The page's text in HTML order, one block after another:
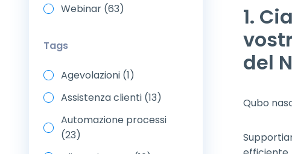
1.
del
Qubo
Webinar (63)
Tags
Agevolazioni (1)
Assistenza clienti (13)
Automazione processi
(23)